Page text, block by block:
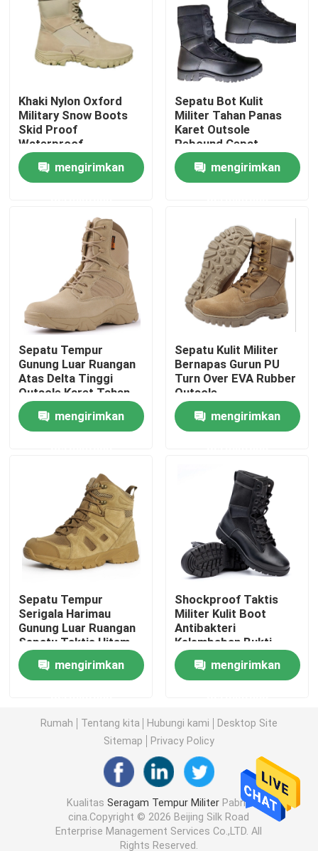
Rumah
Produk
Kontrol kualitas
Hubungi kami
Permintaan Penawaran
Seragam Tempur Militer
Seragam Kamuflase Militer
Armor Balistik Militer
Kemeja Taktis Militer
Mantel Musim Dingin Militer
Ransel Taktis Militer
Sepatu Bot Kulit Militer
Sepatu Gaun Militer
Perlengkapan Berkemah Militer
Khaki Nylon Oxford
Military Snow Boots
Skid Proof
Waterproof
mengirimkan
Sepatu Bot Kulit
Militer Tahan Panas
Karet Outsole
Rebound Cepat
Elastisitas Tinggi
mengirimkan
Sepatu Tempur
Gunung Luar Ruangan
Atas Delta Tinggi
Outsole Karet Tahan
Aus
mengirimkan
Sepatu Kulit Militer
Bernapas Gurun PU
Turn Over EVA Rubber
Outsole
mengirimkan
Sepatu Tempur
Serigala Harimau
Gunung Luar Ruangan
Sepatu Taktis Hitam
Mid-Top
mengirimkan
Shockproof Taktis
Militer Kulit Boot
Antibakteri
Kelembaban Bukti
Sepatu Pelatihan
Tentaramengirimkan
Rumah Tentang kita Hubungi kami
Desktop Site
Sitemap
Privacy Policy
KualitasSeragam Tempur Militer Pabrik
cina.Copyright © 2026 Beijing Silk Road
Enterprise Management Services Co.,LTD. All
Rights Reserved.